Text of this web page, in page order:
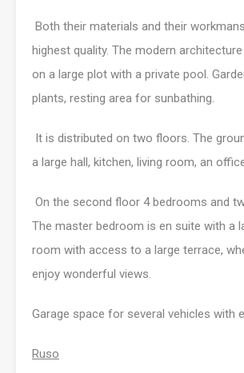
Both their materials and their
highest quality. The modern
on a large plot with a private pool.
plants, resting area for sunbathing.
It is distributed on two floors. The
a large hall, kitchen, living room, an
On the second floor 4 bedrooms and
The master bedroom is en suite with a
room with access to a large terrace,
enjoy wonderful views.
Garage space for several vehicles with
Ruso